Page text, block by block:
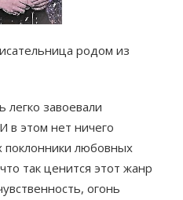
родом из
легко завоевали
в этом нет ничего
поклонники любовных
так ценится этот жанр
огонь